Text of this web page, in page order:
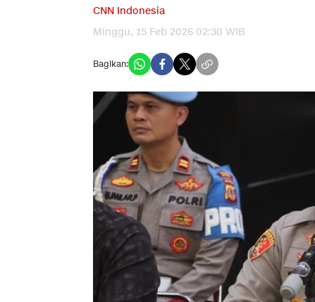
CNN Indonesia
Minggu, 15 Feb 2026 02:30 WIB
Bagikan: